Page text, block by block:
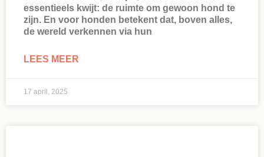
essentieels kwijt: de ruimte om gewoon hond te
zijn. En voor honden betekent dat, boven alles,
de wereld verkennen via hun
LEES MEER
17 april, 2025